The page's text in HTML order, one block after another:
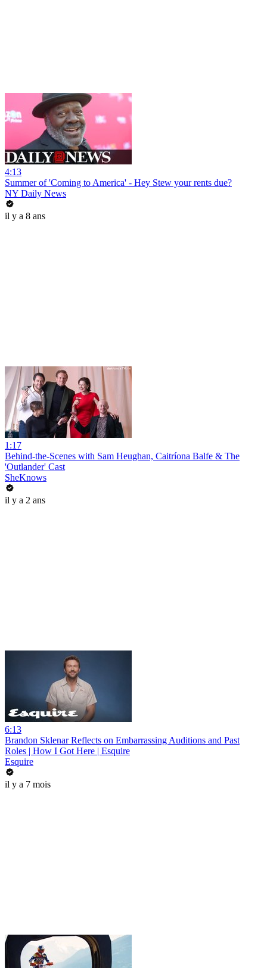
4:13
Summer of 'Coming to America' - Hey Stew your rents due?
NY Daily News
il y a 8 ans
1:17
Behind-the-Scenes with Sam Heughan, Caitríona Balfe & The
'Outlander' Cast
SheKnows
il y a 2 ans
6:13
Brandon Sklenar Reflects on Embarrassing Auditions and Past
Roles | How I Got Here | Esquire
Esquire
il y a 7 mois